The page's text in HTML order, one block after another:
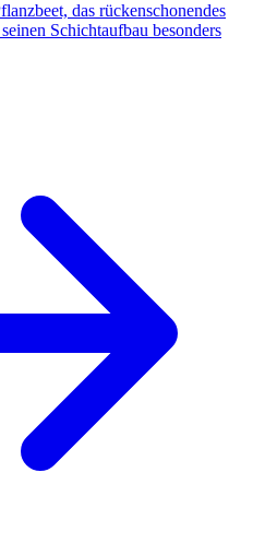
das rückenschonendes
Schichtaufbau besonders